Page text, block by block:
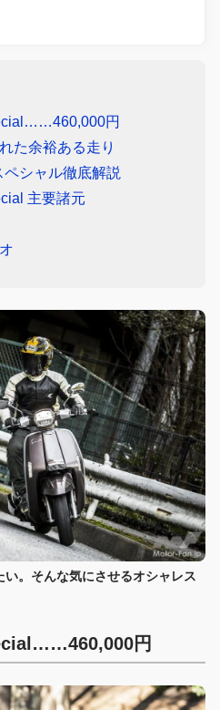
円
た余裕ある走り
シャル徹底解説
主要諸元
。そんな気にさせるオシャレス
円